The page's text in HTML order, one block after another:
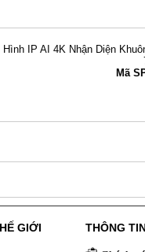
IP AI 4K Nhận Diện
Mã
GIỚI THÔNG